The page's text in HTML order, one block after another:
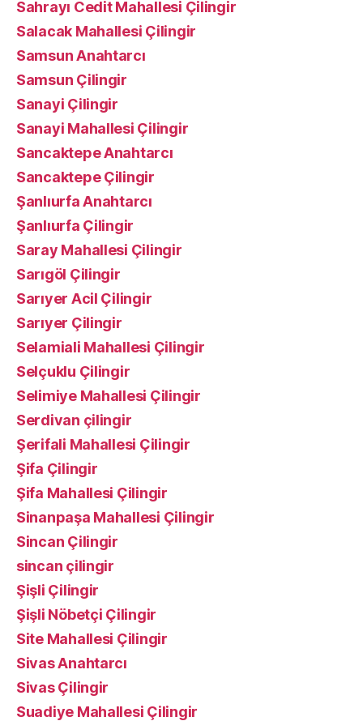
Sahrayı Cedit Mahallesi Çilingir
Salacak Mahallesi Çilingir
Samsun Anahtarcı
Samsun Çilingir
Sanayi Çilingir
Sanayi Mahallesi Çilingir
Sancaktepe Anahtarcı
Sancaktepe Çilingir
Şanlıurfa Anahtarcı
Şanlıurfa Çilingir
Saray Mahallesi Çilingir
Sarıgöl Çilingir
Sarıyer Acil Çilingir
Sarıyer Çilingir
Selamiali Mahallesi Çilingir
Selçuklu Çilingir
Selimiye Mahallesi Çilingir
Serdivan çilingir
Şerifali Mahallesi Çilingir
Şifa Çilingir
Şifa Mahallesi Çilingir
Sinanpaşa Mahallesi Çilingir
Sincan Çilingir
sincan çilingir
Şişli Çilingir
Şişli Nöbetçi Çilingir
Site Mahallesi Çilingir
Sivas Anahtarcı
Sivas Çilingir
Suadiye Mahallesi Çilingir